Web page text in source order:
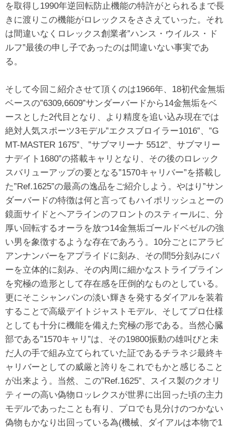
を取得し1990年逆回転防止機能の特許がとられるまで長
きに渡りこの機能がロレックスをささえていった。それ
は間違いなくロレックス創業者”ハンス・ウイルス・ド
ルフ”最後の申し子であったのは間違いない事実であ
る。
そして今回こ紹介させて頂くのは1966年、18初代金無垢
ベースの”6309,6609”サンダーバードから14金無垢をベ
ースとした2代目となり、より精度を追い込み現在では
絶対人気スポーツ3モデル”エクスブロイラー1016”、”G
MT-MASTER 1675”、”サブマリーナ 5512”、サブマリー
ナデイト1680”の搭載キャリとなり、その後のロレック
スバリューアップの要となる”1570キャリバー”を搭載し
た”Ref.1625”の最高の逸品をご紹介しよう。やはり”サン
ダーバードの特徴は何と言ってもハイポリッシュとーの
鏡面サイドとヘアラインのフロントのスティールに、分
厚い回転するオーラを放つ14金無垢ゴールドベゼルの強
い男を象徴するような存在であろう。10分ごとにアラビ
アンナンバーをアプライドに刻み、その間5分刻みにバ
ーを立体的に刻み、その内周に細かなストライプライン
を究極の造形として存在感を圧倒的なものとしている。
更にそこシャンパンの淡い輝きを発するダイアルを装着
することで高級デイトジャストモデル、そしてプロ仕様
としても十分に機能を備えた究極の形である。当然心臓
部である”1570キャリ”は、その19800振動の雄叫びと未
だ人の手で組み立てられていた証であるチラネジ最終キ
ャリバーとしての威厳と誇りをこれでもかと感じること
が出来よう。当然、この”Ref.1625”、スイス製のクオリ
ティーの高い偽物ロッレクスが世界に出回った頃の主力
モデルであったことも有り、プロでも見分けのつかない
偽物もかなり出回っている為(機械、ダイアルは本物で1